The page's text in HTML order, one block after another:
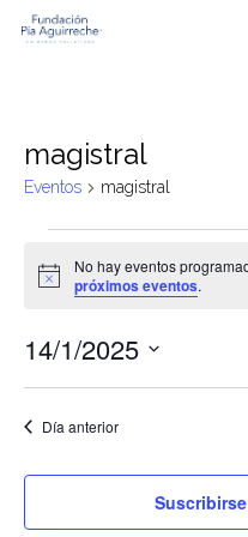
Skip
magistral
Eventos magistral
en
enero
2025
Aviso
No hay eventos
próximos eventos.
14/1/2025
Selecciona
la Día anterior